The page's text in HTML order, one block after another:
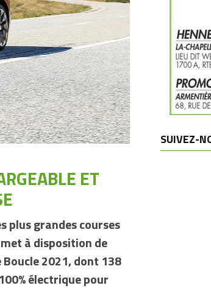
ET
plus grandes courses
à disposition de
2021, dont 138
électrique pour
SUIVEZ-